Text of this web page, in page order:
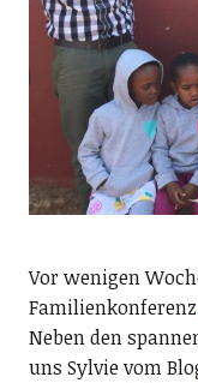
Vor wenigen
Familienkonferenz
Neben den
uns Sylvie vom